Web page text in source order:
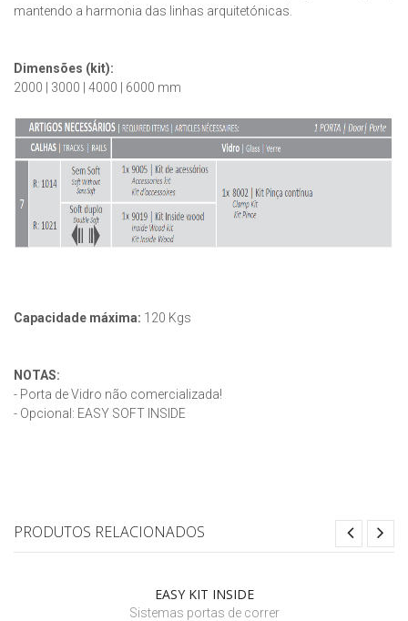
mantendo a harmonia das linhas arquitetónicas.
Dimensões (kit):
2000 | 3000 | 4000 | 6000 mm
Capacidade máxima: 120 Kgs
NOTAS:
- Porta de Vidro não comercializada!
- Opcional: EASY SOFT INSIDE
PRODUTOS RELACIONADOS
EASY KIT INSIDE
Sistemas portas de correr